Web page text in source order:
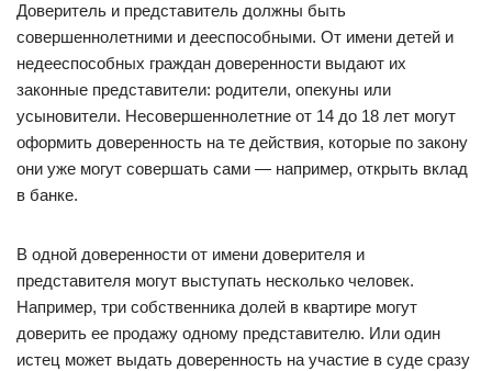
Доверитель и представитель должны быть
совершеннолетними и дееспособными. От имени детей и
недееспособных граждан доверенности выдают их
законные представители: родители, опекуны или
усыновители. Несовершеннолетние от 14 до 18 лет могут
оформить доверенность на те действия, которые по закону
они уже могут совершать сами — например, открыть вклад
в банке.
В одной доверенности от имени доверителя и
представителя могут выступать несколько человек.
Например, три собственника долей в квартире могут
доверить ее продажу одному представителю. Или один
истец может выдать доверенность на участие в суде сразу